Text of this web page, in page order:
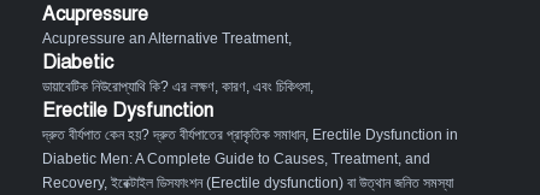
Acupressure
Acupressure an Alternative Treatment,
Diabetic
ডায়াবেটিক নিউরোপ্যাথি কি? এর লক্ষণ, কারণ, এবং চিকিৎসা,
Erectile Dysfunction
দ্রুত বীর্যপাত কেন হয়? দ্রুত বীর্যপাতের প্রাকৃতিক সমাধান, Erectile Dysfunction in
Diabetic Men: A Complete Guide to Causes, Treatment, and
Recovery, ইরেক্টাইল ডিসফাংশন (Erectile dysfunction) বা উত্থান জনিত সমস্যা